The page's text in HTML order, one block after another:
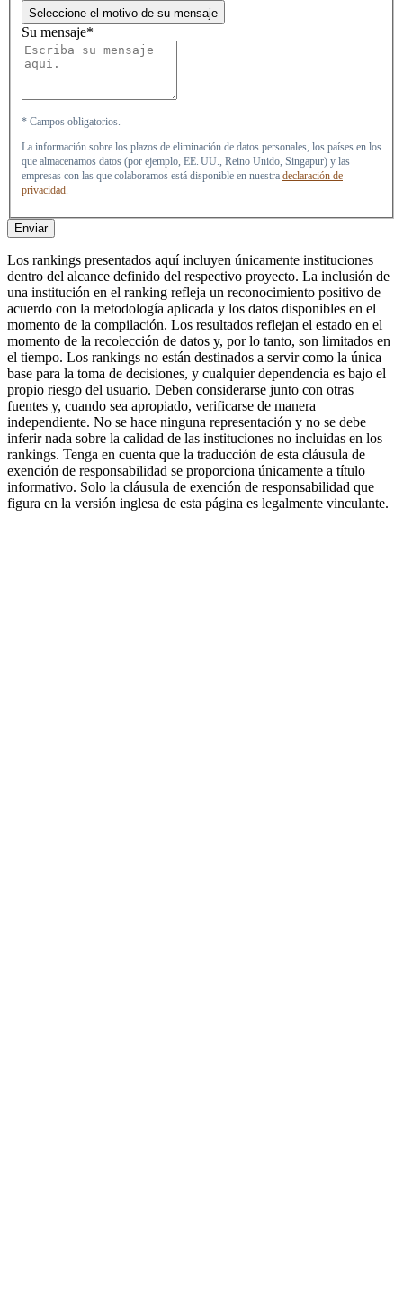
Seleccione el motivo de su mensaje
Su mensaje*
* Campos obligatorios.
La información sobre los plazos de eliminación de datos personales, los países en los
que almacenamos datos (por ejemplo, EE. UU., Reino Unido, Singapur) y las
empresas con las que colaboramos está disponible en nuestra declaración de
privacidad
Enviar
Los rankings presentados aquí incluyen únicamente instituciones
dentro del alcance definido del respectivo proyecto. La inclusión de
una institución en el ranking refleja un reconocimiento positivo de
acuerdo con la metodología aplicada y los datos disponibles en el
momento de la compilación. Los resultados reflejan el estado en el
momento de la recolección de datos y, por lo tanto, son limitados en
el tiempo. Los rankings no están destinados a servir como la única
base para la toma de decisiones, y cualquier dependencia es bajo el
propio riesgo del usuario. Deben considerarse junto con otras
fuentes y, cuando sea apropiado, verificarse de manera
independiente. No se hace ninguna representación y no se debe
inferir nada sobre la calidad de las instituciones no incluidas en los
rankings. Tenga en cuenta que la traducción de esta cláusula de
exención de responsabilidad se proporciona únicamente a título
informativo. Solo la cláusula de exención de responsabilidad que
figura en la versión inglesa de esta página es legalmente vinculante.